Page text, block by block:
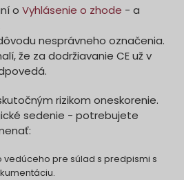
o Vyhlásenie o zhode - a
nesprávneho označenia.
že za dodržiavanie CE už v
rizikom oneskorenie.
sedenie - potrebujete
pre súlad s predpismi s